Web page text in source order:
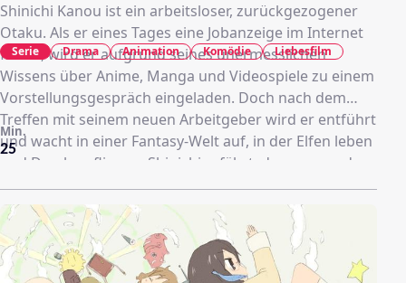
Shinichi Kanou ist ein arbeitsloser, zurückgezogener
Otaku. Als er eines Tages eine Jobanzeige im Internet
findet, wird er aufgrund seines unermesslichen
Wissens über Anime, Manga und Videospiele zu einem
Vorstellungsgespräch eingeladen. Doch nach dem
Treffen mit seinem neuen Arbeitgeber wird er entführt
und wacht in einer Fantasy-Welt auf, in der Elfen leben
und Drachen fliegen. Shinichi erfährt, dass er von der
japanischen Regierung auserwählt wurde, um die
Beziehungen zwischen den beiden Ländern zu
verbessern. Dafür wird eine Firma gegründet, welche
einzigartige Produkte der japanischen Kultur auf
diesem unerforschten Markt vertreibt.
25
Min.
Serie Drama Animation Komödie Liebesfilm